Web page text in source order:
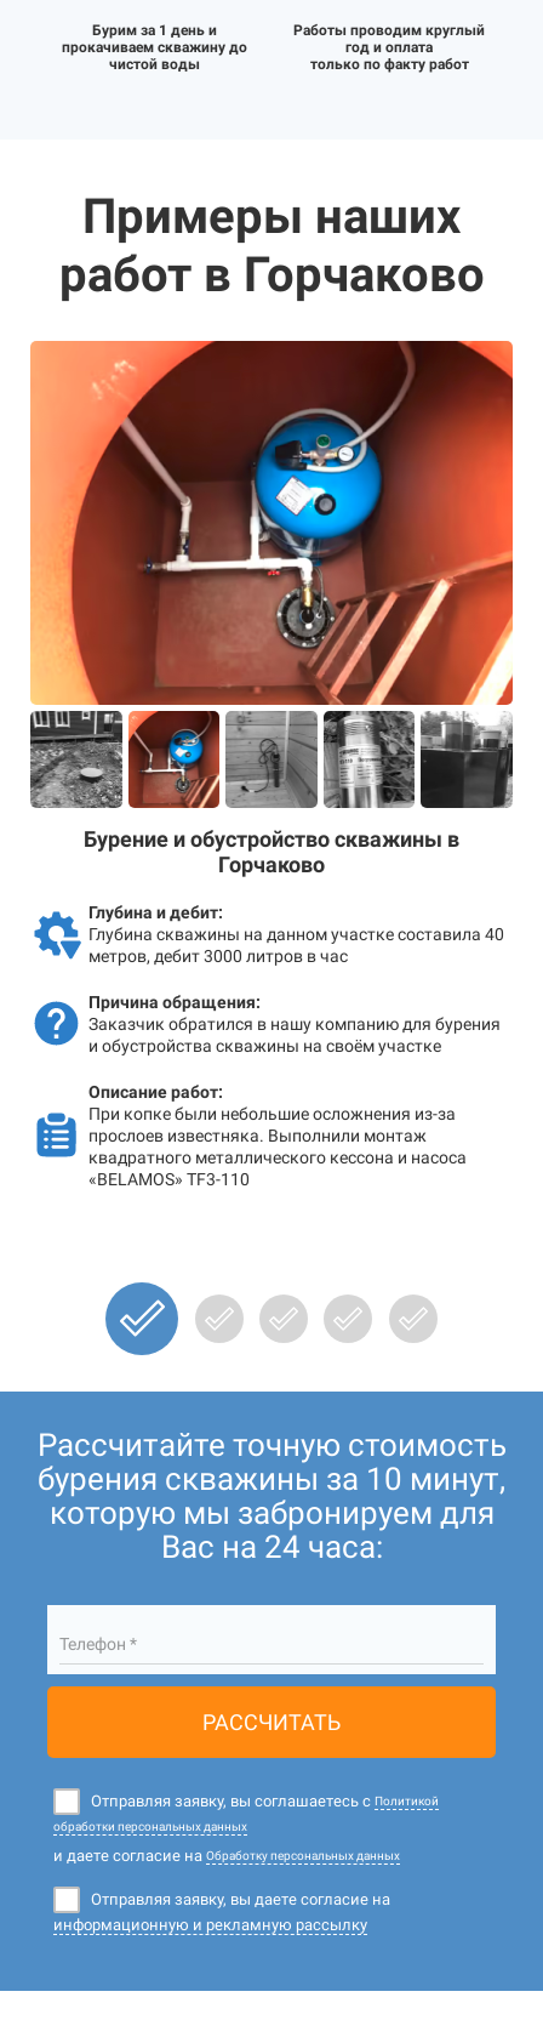
Бурим за 1 день и
прокачиваем скважину до
чистой воды
Работы проводим круглый
год и оплата
только по факту работ
Примеры наших
работ в Горчаково
Бурение и обустройство скважины в
Горчаково
Глубина и дебит:
Глубина скважины на данном участке составила 40
метров, дебит 3000 литров в час
Причина обращения:
Заказчик обратился в нашу компанию для бурения
и обустройства скважины на своём участке
Описание работ:
При копке были небольшие осложнения из-за
прослоев известняка. Выполнили монтаж
квадратного металлического кессона и насоса
«BELAMOS» TF3-110
Рассчитайте точную стоимость
бурения скважины за 10 минут,
которую мы забронируем для
Вас на 24 часа:
Телефон *
РАССЧИТАТЬ
Отправляя заявку, вы соглашаетесь с Политикой
обработки персональных данных
и даете согласие на Обработку персональных данных
Отправляя заявку, вы даете согласие на
информационную и рекламную рассылку